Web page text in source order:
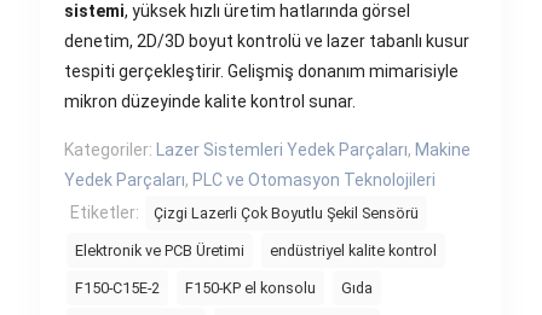
sistemi, yüksek hızlı üretim hatlarında görsel
denetim, 2D/3D boyut kontrolü ve lazer tabanlı kusur
tespiti gerçekleştirir. Gelişmiş donanım mimarisiyle
mikron düzeyinde kalite kontrol sunar.
Kategoriler: Lazer Sistemleri Yedek Parçaları, Makine
Yedek Parçaları, PLC ve Otomasyon Teknolojileri
Etiketler:
Çizgi Lazerli Çok Boyutlu Şekil Sensörü
Elektronik ve PCB Üretimi endüstriyel kalite kontrol
F150-C15E-2 F150-KP el konsolu Gıda